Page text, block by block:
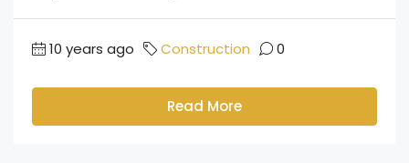
10 years ago Construction 0
Read More